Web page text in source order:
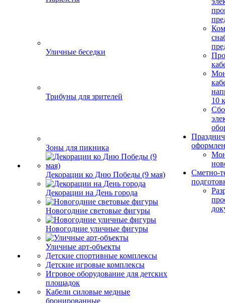
Уличные беседки
Трибуны для зрителей
Зоны для пикника
Декорации ко Дню Победы (9 мая)
Декорации на День города
Новогодние световые фигуры
Новогодние уличные фигуры
Уличные арт-объекты
Детские спортивные комплексы
Детские игровые комплексы
Игровое оборудование для детских
площадок
Кабели силовые медные
бронированные
10
Сметно-